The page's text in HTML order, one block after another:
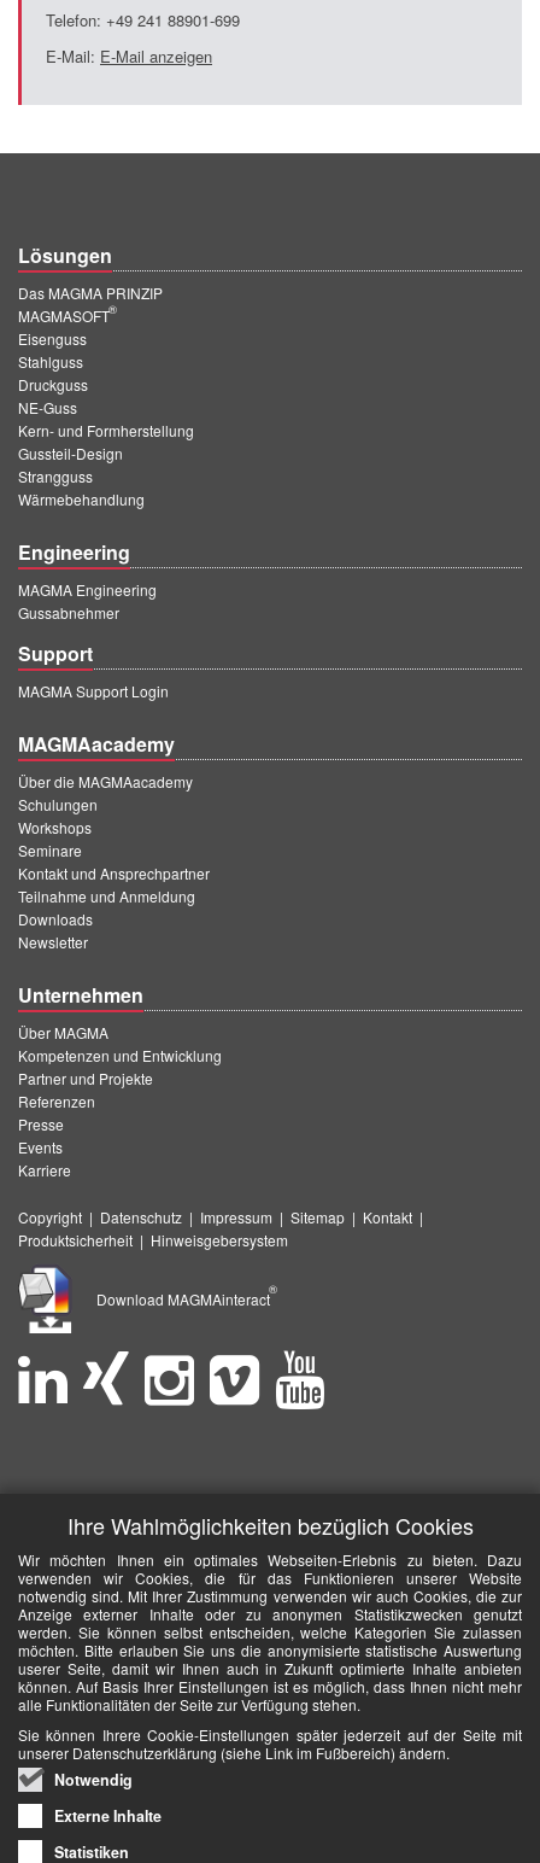
Telefon: +49 241 88901-699
E-Mail: E-Mail anzeigen
Lösungen
Das MAGMA PRINZIP
MAGMASOFT
®
Eisenguss
Stahlguss
Druckguss
NE-Guss
Kern- und Formherstellung
Gussteil-Design
Strangguss
Wärmebehandlung
Engineering
MAGMA Engineering
Gussabnehmer
Support
MAGMA Support Login
MAGMAacademy
Über die MAGMAacademy
Schulungen
Workshops
Seminare
Kontakt und Ansprechpartner
Teilnahme und Anmeldung
Downloads
Newsletter
Unternehmen
Über MAGMA
Kompetenzen und Entwicklung
Partner und Projekte
Referenzen
Presse
Events
Karriere
Copyright | Datenschutz | Impressum | Sitemap | Kontakt |
Produktsicherheit | Hinweisgebersystem
Download MAGMAinteract
®
Ihre Wahlmöglichkeiten bezüglich Cookies
Wir möchten Ihnen ein optimales Webseiten-Erlebnis zu bieten. Dazu
verwenden wir Cookies, die für das Funktionieren unserer Website
notwendig sind. Mit Ihrer Zustimmung verwenden wir auch Cookies, die zur
Anzeige externer Inhalte oder zu anonymen Statistikzwecken genutzt
werden. Sie können selbst entscheiden, welche Kategorien Sie zulassen
möchten. Bitte erlauben Sie uns die anonymisierte statistische Auswertung
userer Seite, damit wir Ihnen auch in Zukunft optimierte Inhalte anbieten
können. Auf Basis Ihrer Einstellungen ist es möglich, dass Ihnen nicht mehr
alle Funktionalitäten der Seite zur Verfügung stehen.
Sie können Ihrere Cookie-Einstellungen später jederzeit auf der Seite mit
unserer Datenschutzerklärung (siehe Link im Fußbereich) ändern.
Notwendig
Externe Inhalte
Statistiken